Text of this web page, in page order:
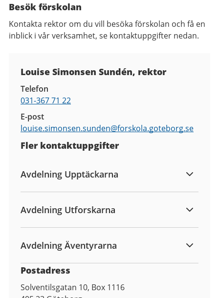
Besök förskolan
Kontakta rektor om du vill besöka förskolan och få en
inblick i vår verksamhet, se kontaktuppgifter nedan.
Louise Simonsen Sundén, rektor
Telefon
031-367 71 22
E-post
louise.simonsen.sunden@forskola.goteborg.se
Fler kontaktuppgifter
Avdelning Upptäckarna
Avdelning Utforskarna
Avdelning Äventyrarna
Postadress
Solventilsgatan 10, Box 1116